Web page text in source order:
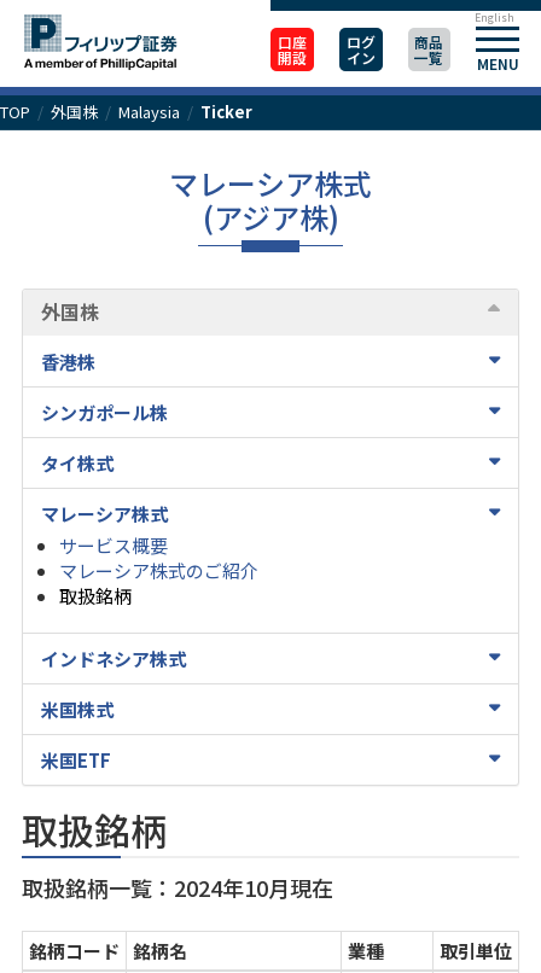
口座
開設
ログ
イン
商品
一覧 MENU
English
TOP / 外国株/ Malaysia / Ticker
マレーシア株式
(アジア株)
外国株
香港株
シンガポール株
タイ株式
マレーシア株式
サービス概要
マレーシア株式のご紹介
取扱銘柄
インドネシア株式
米国株式
米国ETF
取扱銘柄
取扱銘柄一覧：2024年10月現在
銘柄コード 銘柄名 業種
取引単位